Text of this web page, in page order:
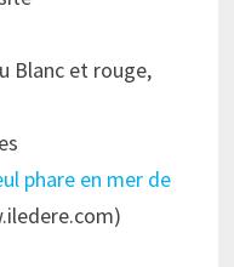
Blanc et rouge,
phare en mer de